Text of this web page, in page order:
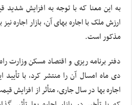
به این معنا که با توجه به افزایش
ارزش ملک با اجاره بهای آن، بازار اجاره
مذکور است.
دفتر برنامه ریزی و اقتصاد مسکن وزارت
دی ماه امسال آن را منتشر کرد، با
اجاره بها در سال جاری، متأثر از